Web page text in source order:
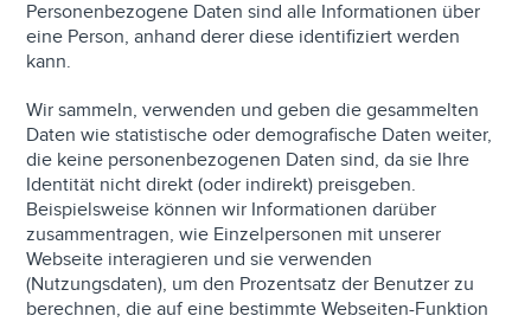
Personenbezogene Daten sind alle Informationen über
eine Person, anhand derer diese identifiziert werden
kann.
Wir sammeln, verwenden und geben die gesammelten
Daten wie statistische oder demografische Daten weiter,
die keine personenbezogenen Daten sind, da sie Ihre
Identität nicht direkt (oder indirekt) preisgeben.
Beispielsweise können wir Informationen darüber
zusammentragen, wie Einzelpersonen mit unserer
Webseite interagieren und sie verwenden
(Nutzungsdaten), um den Prozentsatz der Benutzer zu
berechnen, die auf eine bestimmte Webseiten-Funktion